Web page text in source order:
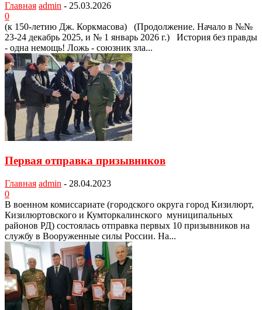
Главная admin - 25.03.2026
0
(к 150-летию Дж. Коркмасова) (Продолжение. Начало в №№
23-24 декабрь 2025, и № 1 январь 2026 г.) История без правды
- одна немощь! Ложь - союзник зла...
Первая отправка призывников
Главная admin - 28.04.2023
0
В военном комиссариате (городского округа город Кизилюрт,
Кизилюртовского и Кумторкалинского муниципальных
районов РД) состоялась отправка первых 10 призывников на
службу в Вооруженные силы России. На...